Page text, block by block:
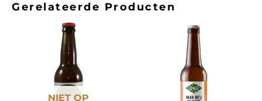
Gerelateerde Producten
NIET OP